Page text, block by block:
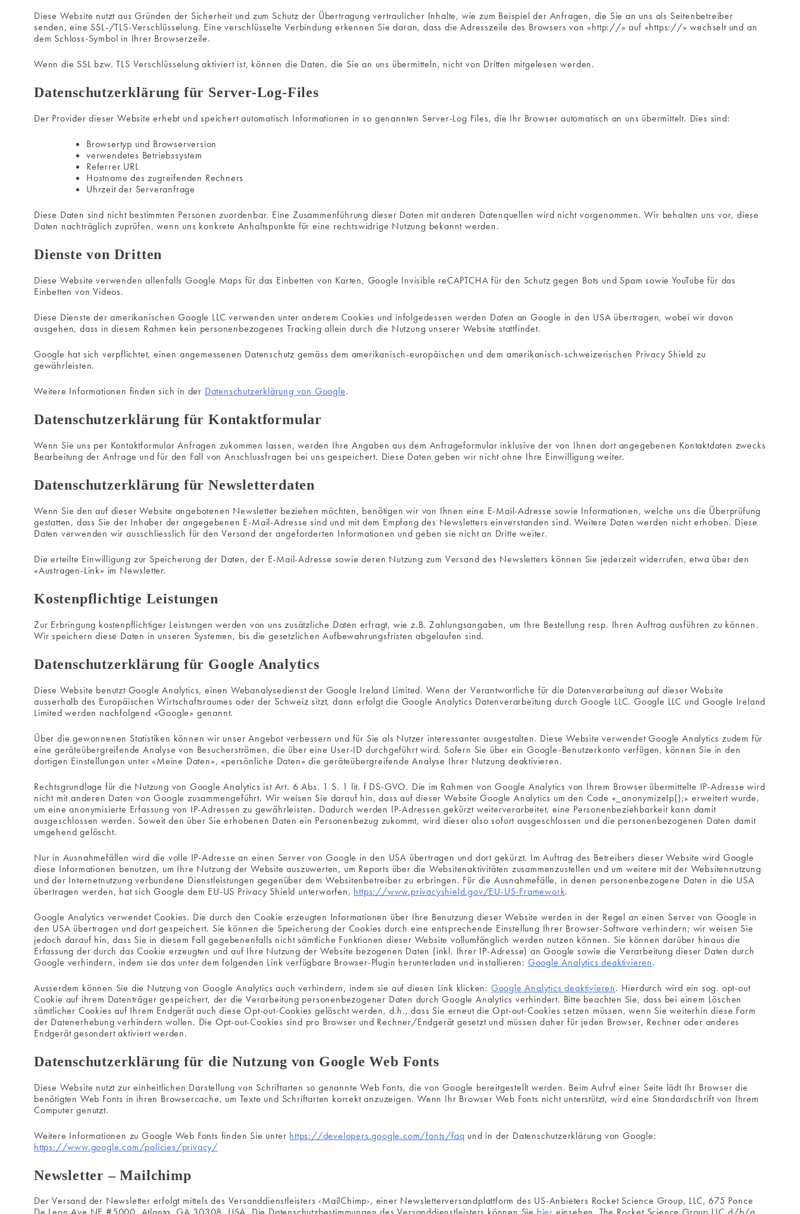
Diese Website nutzt aus Gründen der Sicherheit und zum Schutz der Übertragung vertraulicher Inhalte, wie zum Beispiel der Anfragen, die Sie an uns als Seitenbetreiber
senden, eine SSL-/TLS-Verschlüsselung. Eine verschlüsselte Verbindung erkennen Sie daran, dass die Adresszeile des Browsers von «http://» auf «https://» wechselt und an
dem Schloss-Symbol in Ihrer Browserzeile.
Wenn die SSL bzw. TLS Verschlüsselung aktiviert ist, können die Daten, die Sie an uns übermitteln, nicht von Dritten mitgelesen werden.
Datenschutzerklärung für Server-Log-Files
Der Provider dieser Website erhebt und speichert automatisch Informationen in so genannten Server-Log Files, die Ihr Browser automatisch an uns übermittelt. Dies sind:
Browsertyp und Browserversion
verwendetes Betriebssystem
Referrer URL
Hostname des zugreifenden Rechners
Uhrzeit der Serveranfrage
Diese Daten sind nicht bestimmten Personen zuordenbar. Eine Zusammenführung dieser Daten mit anderen Datenquellen wird nicht vorgenommen. Wir behalten uns vor, diese
Daten nachträglich zuprüfen, wenn uns konkrete Anhaltspunkte für eine rechtswidrige Nutzung bekannt werden.
Dienste von Dritten
Diese Website verwenden allenfalls Google Maps für das Einbetten von Karten, Google Invisible reCAPTCHA für den Schutz gegen Bots und Spam sowie YouTube für das
Einbetten von Videos.
Diese Dienste der amerikanischen Google LLC verwenden unter anderem Cookies und infolgedessen werden Daten an Google in den USA übertragen, wobei wir davon
ausgehen, dass in diesem Rahmen kein personenbezogenes Tracking allein durch die Nutzung unserer Website stattfindet.
Google hat sich verpflichtet, einen angemessenen Datenschutz gemäss dem amerikanisch-europäischen und dem amerikanisch-schweizerischen Privacy Shield zu
gewährleisten.
Weitere Informationen finden sich in der Datenschutzerklärung von Google.
Datenschutzerklärung für Kontaktformular
Wenn Sie uns per Kontaktformular Anfragen zukommen lassen, werden Ihre Angaben aus dem Anfrageformular inklusive der von Ihnen dort angegebenen Kontaktdaten zwecks
Bearbeitung der Anfrage und für den Fall von Anschlussfragen bei uns gespeichert. Diese Daten geben wir nicht ohne Ihre Einwilligung weiter.
Datenschutzerklärung für Newsletterdaten
Wenn Sie den auf dieser Website angebotenen Newsletter beziehen möchten, benötigen wir von Ihnen eine E-Mail-Adresse sowie Informationen, welche uns die Überprüfung
gestatten, dass Sie der Inhaber der angegebenen E-Mail-Adresse sind und mit dem Empfang des Newsletters einverstanden sind. Weitere Daten werden nicht erhoben. Diese
Daten verwenden wir ausschliesslich für den Versand der angeforderten Informationen und geben sie nicht an Dritte weiter.
Die erteilte Einwilligung zur Speicherung der Daten, der E-Mail-Adresse sowie deren Nutzung zum Versand des Newsletters können Sie jederzeit widerrufen, etwa über den
«Austragen-Link» im Newsletter.
Kostenpflichtige Leistungen
Zur Erbringung kostenpflichtiger Leistungen werden von uns zusätzliche Daten erfragt, wie z.B. Zahlungsangaben, um Ihre Bestellung resp. Ihren Auftrag ausführen zu können.
Wir speichern diese Daten in unseren Systemen, bis die gesetzlichen Aufbewahrungsfristen abgelaufen sind.
Datenschutzerklärung für Google Analytics
Diese Website benutzt Google Analytics, einen Webanalysedienst der Google Ireland Limited. Wenn der Verantwortliche für die Datenverarbeitung auf dieser Website
ausserhalb des Europäischen Wirtschaftsraumes oder der Schweiz sitzt, dann erfolgt die Google Analytics Datenverarbeitung durch Google LLC. Google LLC und Google Ireland
Limited werden nachfolgend «Google» genannt.
Über die gewonnenen Statistiken können wir unser Angebot verbessern und für Sie als Nutzer interessanter ausgestalten. Diese Website verwendet Google Analytics zudem für
eine geräteübergreifende Analyse von Besucherströmen, die über eine User-ID durchgeführt wird. Sofern Sie über ein Google-Benutzerkonto verfügen, können Sie in den
dortigen Einstellungen unter «Meine Daten», «persönliche Daten» die geräteübergreifende Analyse Ihrer Nutzung deaktivieren.
Rechtsgrundlage für die Nutzung von Google Analytics ist Art. 6 Abs. 1 S. 1 lit. f DS-GVO. Die im Rahmen von Google Analytics von Ihrem Browser übermittelte IP-Adresse wird
nicht mit anderen Daten von Google zusammengeführt. Wir weisen Sie darauf hin, dass auf dieser Website Google Analytics um den Code «_anonymizeIp();» erweitert wurde,
um eine anonymisierte Erfassung von IP-Adressen zu gewährleisten. Dadurch werden IP-Adressen gekürzt weiterverarbeitet, eine Personenbeziehbarkeit kann damit
ausgeschlossen werden. Soweit den über Sie erhobenen Daten ein Personenbezug zukommt, wird dieser also sofort ausgeschlossen und die personenbezogenen Daten damit
umgehend gelöscht.
Nur in Ausnahmefällen wird die volle IP-Adresse an einen Server von Google in den USA übertragen und dort gekürzt. Im Auftrag des Betreibers dieser Website wird Google
diese Informationen benutzen, um Ihre Nutzung der Website auszuwerten, um Reports über die Websitenaktivitäten zusammenzustellen und um weitere mit der Websitennutzung
und der Internetnutzung verbundene Dienstleistungen gegenüber dem Websitenbetreiber zu erbringen. Für die Ausnahmefälle, in denen personenbezogene Daten in die USA
übertragen werden, hat sich Google dem EU-US Privacy Shield unterworfen, https://www.privacyshield.gov/EU-US-Framework.
Google Analytics verwendet Cookies. Die durch den Cookie erzeugten Informationen über Ihre Benutzung dieser Website werden in der Regel an einen Server von Google in
den USA übertragen und dort gespeichert. Sie können die Speicherung der Cookies durch eine entsprechende Einstellung Ihrer Browser-Software verhindern; wir weisen Sie
jedoch darauf hin, dass Sie in diesem Fall gegebenenfalls nicht sämtliche Funktionen dieser Website vollumfänglich werden nutzen können. Sie können darüber hinaus die
Erfassung der durch das Cookie erzeugten und auf Ihre Nutzung der Website bezogenen Daten (inkl. Ihrer IP-Adresse) an Google sowie die Verarbeitung dieser Daten durch
Google verhindern, indem sie das unter dem folgenden Link verfügbare Browser-Plugin herunterladen und installieren: Google Analytics deaktivieren.
Ausserdem können Sie die Nutzung von Google Analytics auch verhindern, indem sie auf diesen Link klicken: Google Analytics deaktivieren. Hierdurch wird ein sog. opt-out
Cookie auf ihrem Datenträger gespeichert, der die Verarbeitung personenbezogener Daten durch Google Analytics verhindert. Bitte beachten Sie, dass bei einem Löschen
sämtlicher Cookies auf Ihrem Endgerät auch diese Opt-out-Cookies gelöscht werden, d.h., dass Sie erneut die Opt-out-Cookies setzen müssen, wenn Sie weiterhin diese Form
der Datenerhebung verhindern wollen. Die Opt-out-Cookies sind pro Browser und Rechner/Endgerät gesetzt und müssen daher für jeden Browser, Rechner oder anderes
Endgerät gesondert aktiviert werden.
Datenschutzerklärung für die Nutzung von Google Web Fonts
Diese Website nutzt zur einheitlichen Darstellung von Schriftarten so genannte Web Fonts, die von Google bereitgestellt werden. Beim Aufruf einer Seite lädt Ihr Browser die
benötigten Web Fonts in ihren Browsercache, um Texte und Schriftarten korrekt anzuzeigen. Wenn Ihr Browser Web Fonts nicht unterstützt, wird eine Standardschrift von Ihrem
Computer genutzt.
Weitere Informationen zu Google Web Fonts finden Sie unter https://developers.google.com/fonts/faq und in der Datenschutzerklärung von Google:
https://www.google.com/policies/privacy/
Newsletter – Mailchimp
Der Versand der Newsletter erfolgt mittels des Versanddienstleisters ‹MailChimp›, einer Newsletterversandplattform des US-Anbieters Rocket Science Group, LLC, 675 Ponce